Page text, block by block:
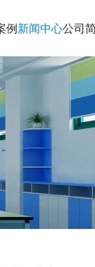
例新闻中心公司